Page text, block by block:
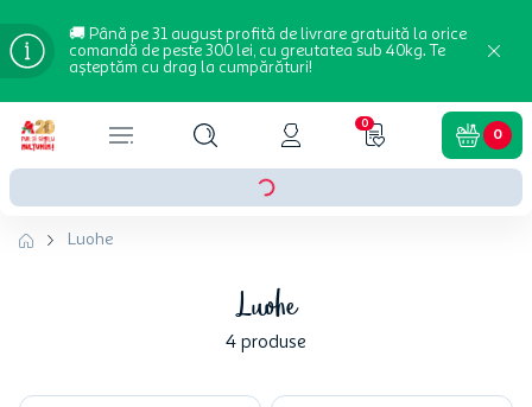
🚚 Până pe 31 august profită de livrare gratuită la orice
comandă de peste 300 lei, cu greutatea sub 40kg. Te
așteptăm cu drag la cumpărături!
0
0
Luohe
Luohe
4 produse